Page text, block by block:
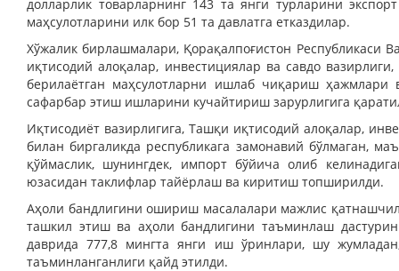
долларлик товарларнинг 143 та янги турларини
маҳсулотларини илк бор 51 та давлатга етказдилар.
Хўжалик бирлашмалари, Қорақалпоғистон Республикаси
иқтисодий алоқалар, инвестициялар ва савдо
берилаётган маҳсулотларни ишлаб чиқариш
сафарбар этиш ишларини кучайтириш зарурлигига
Иқтисодиёт вазирлигига, Ташқи иқтисодий алоқалар,
билан биргаликда республикага замонавий бўлмаган,
қўймаслик, шунингдек, импорт бўйича олиб
юзасидан таклифлар тайёрлаш ва киритиш топширилди.
Аҳоли бандлигини ошириш масалалари мажлис
ташкил этиш ва аҳоли бандлигини таъминлаш
даврида 777,8 мингта янги иш ўринлари, шу
таъминланганлиги қайд этилди.